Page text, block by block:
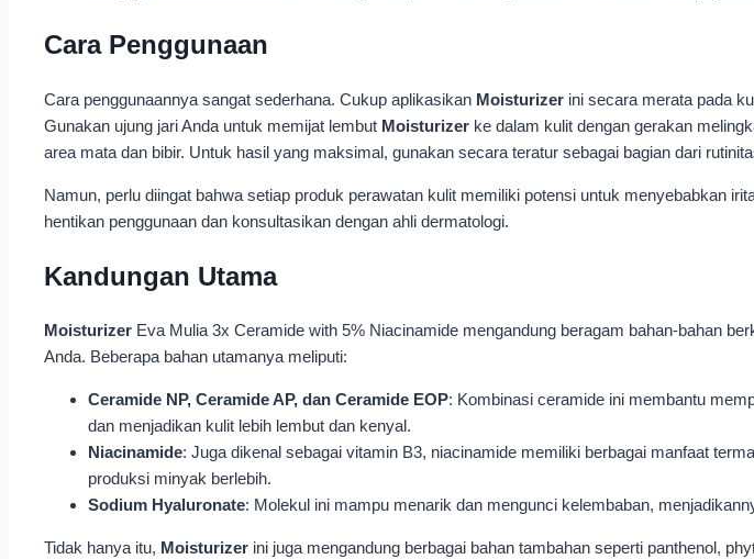
Cara Penggunaan
Cara penggunaannya sangat sederhana. Cukup aplikasikan Moisturizer ini secara merata pada
Gunakan ujung jari Anda untuk memijat lembut Moisturizer ke dalam kulit dengan gerakan
area mata dan bibir. Untuk hasil yang maksimal, gunakan secara teratur sebagai bagian dari
Namun, perlu diingat bahwa setiap produk perawatan kulit memiliki potensi untuk menyebabkan
hentikan penggunaan dan konsultasikan dengan ahli dermatologi.
Kandungan Utama
Moisturizer Eva Mulia 3x Ceramide with 5% Niacinamide mengandung beragam bahan-bahan
Anda. Beberapa bahan utamanya meliputi:
Ceramide NP, Ceramide AP, dan Ceramide EOP: Kombinasi ceramide ini membantu
dan menjadikan kulit lebih lembut dan kenyal.
Niacinamide: Juga dikenal sebagai vitamin B3, niacinamide memiliki berbagai manfaat
produksi minyak berlebih.
Sodium Hyaluronate: Molekul ini mampu menarik dan mengunci kelembaban,
Tidak hanya itu, Moisturizer ini juga mengandung berbagai bahan tambahan seperti panthenol,